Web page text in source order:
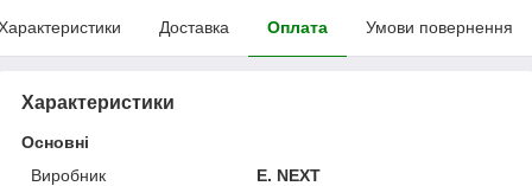
Доставка Оплата Умови повернення
Характеристики
Основні
Виробник
E. NEXT